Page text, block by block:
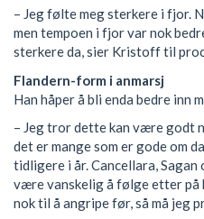
– Jeg følte meg sterkere i fjor.
men tempoen i fjor var nok
sterkere da, sier Kristoff til
Flandern-form i anmarsj
Han håper å bli enda bedre inn
– Jeg tror dette kan være godt
det er mange som er gode om
tidligere i år. Cancellara, Sagan
være vanskelig å følge etter på
nok til å angripe før, så må jeg